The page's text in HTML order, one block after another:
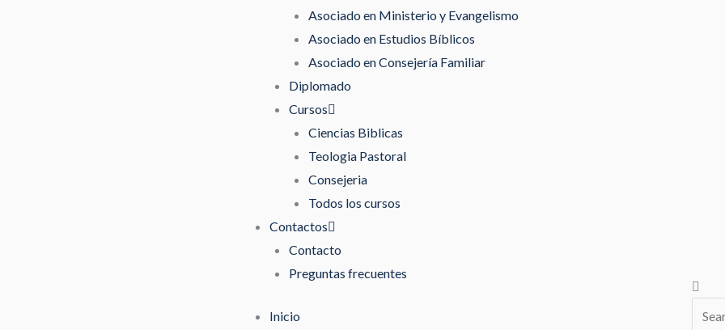
Asociado en Ministerio y Evangelismo
Asociado en Estudios Bíblicos
Asociado en Consejería Familiar
Diplomado
Cursos
Ciencias Biblicas
Teologia Pastoral
Consejeria
Todos los cursos
Contactos
Contacto
Preguntas frecuentes
Inicio